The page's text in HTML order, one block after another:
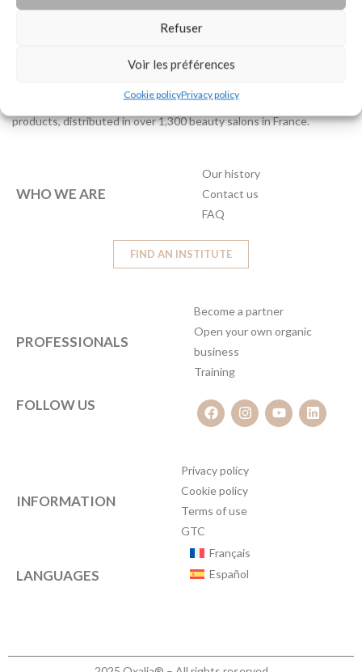
Refuser
Voir les préférences
Cookie policyPrivacy policy
over 15 years, we have been offering effective, sensorial skincare
products, distributed in over 1,300 beauty salons in France.
WHO WE ARE
Our history
Contact us
FAQ
FIND AN INSTITUTE
PROFESSIONALS
Become a partner
Open your own organic
business
Training
FOLLOW US
INFORMATION
Privacy policy
Cookie policy
Terms of use
GTC
LANGUAGES
Français
Español